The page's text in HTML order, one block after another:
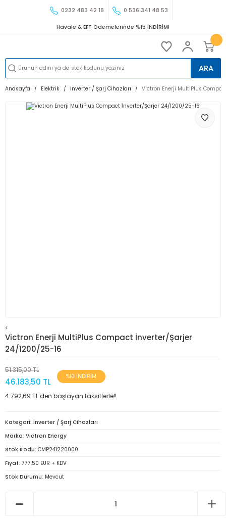
0232 483 42 18 0 536 341 48 53
Havale & EFT Ödemelerinde %15 İNDİRİM!
ARA
Anasayfa Elektrik İnverter / Şarj Cihazları Victron Enerji MultiPlus
<
Victron Enerji MultiPlus Compact İnverter/Şarjer
24/1200/25-16
51.315,00 TL
46.183,50 TL
%10 İNDİRİM
4.792,69 TL den başlayan taksitlerle!!
Kategori İnverter / Şarj Cihazları
Marka Victron Energy
Stok Kodu CMP241220000
Fiyat 777,50 EUR + KDV
Stok Durumu Mevcut